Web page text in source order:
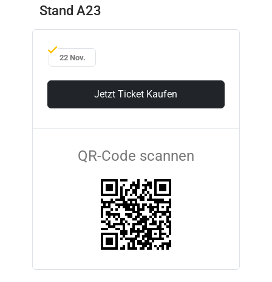
Stand A23
22 Nov.
Jetzt Ticket Kaufen
QR-Code scannen